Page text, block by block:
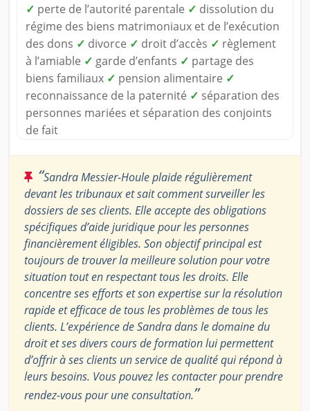
✓ perte de l’autorité parentale ✓ dissolution du
régime des biens matrimoniaux et de l’exécution
des dons ✓ divorce ✓ droit d’accès ✓ règlement
à l’amiable ✓ garde d’enfants ✓ partage des
biens familiaux ✓ pension alimentaire ✓
reconnaissance de la paternité ✓ séparation des
personnes mariées et séparation des conjoints
de fait
“Sandra Messier-Houle plaide régulièrement
devant les tribunaux et sait comment surveiller les
dossiers de ses clients. Elle accepte des obligations
spécifiques d’aide juridique pour les personnes
financièrement éligibles. Son objectif principal est
toujours de trouver la meilleure solution pour votre
situation tout en respectant tous les droits. Elle
concentre ses efforts et son expertise sur la résolution
rapide et efficace de tous les problèmes de tous les
clients. L’expérience de Sandra dans le domaine du
droit et ses divers cours de formation lui permettent
d’offrir à ses clients un service de qualité qui répond à
leurs besoins. Vous pouvez les contacter pour prendre
rendez-vous pour une consultation.”